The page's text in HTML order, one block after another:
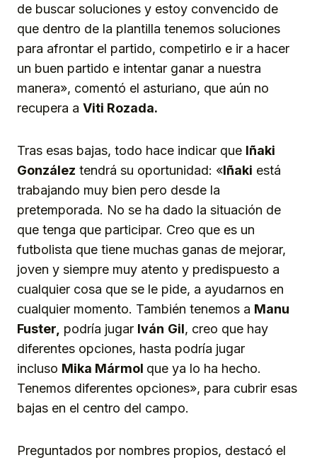
de buscar soluciones y estoy convencido de
que dentro de la plantilla tenemos soluciones
para afrontar el partido, competirlo e ir a hacer
un buen partido e intentar ganar a nuestra
manera», comentó el asturiano, que aún no
recupera a Viti Rozada.
Tras esas bajas, todo hace indicar que Iñaki
González tendrá su oportunidad: «Iñaki está
trabajando muy bien pero desde la
pretemporada. No se ha dado la situación de
que tenga que participar. Creo que es un
futbolista que tiene muchas ganas de mejorar,
joven y siempre muy atento y predispuesto a
cualquier cosa que se le pide, a ayudarnos en
cualquier momento. También tenemos a Manu
Fuster, podría jugar Iván Gil, creo que hay
diferentes opciones, hasta podría jugar
incluso Mika Mármol que ya lo ha hecho.
Tenemos diferentes opciones», para cubrir esas
bajas en el centro del campo.
Preguntados por nombres propios, destacó el